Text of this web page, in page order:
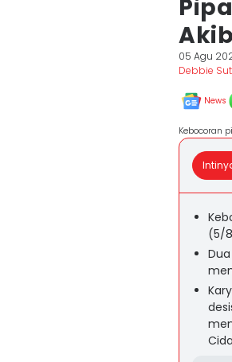
05 Agu
Debbie
News
Kebocoran
(5/